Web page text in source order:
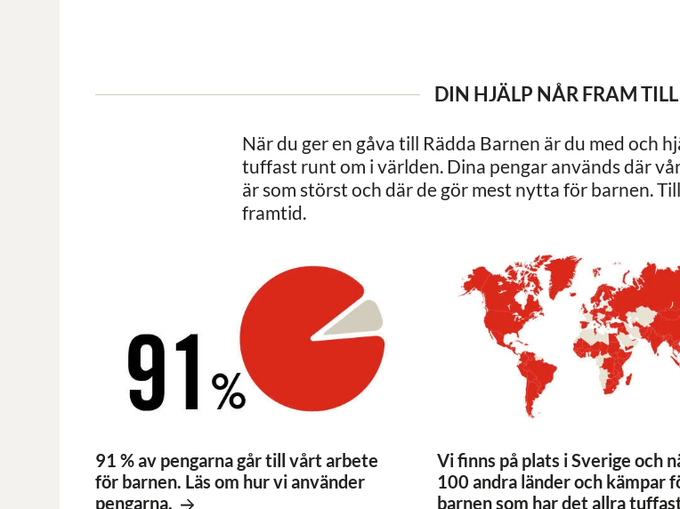
DIN HJÄLP NÅR FRAM
När du ger en gåva till Rädda Barnen är du med och
tuffast runt om i världen. Dina pengar används där
är som störst och där de gör mest nytta för barnen.
framtid.
91 % av pengarna går till vårt arbete
för barnen. Läs om hur vi använder
pengarna.
Vi finns på plats i Sverige och
100 andra länder och kämpar
barnen som har det allra